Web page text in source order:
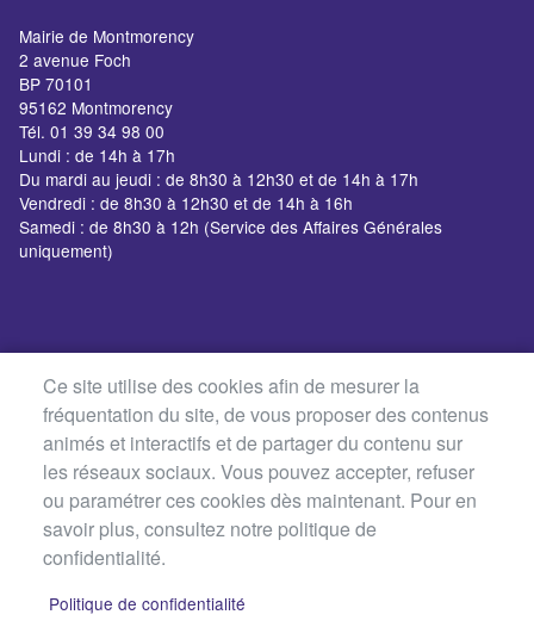
Mairie de Montmorency
2 avenue Foch
BP 70101
95162 Montmorency
Tél. 01 39 34 98 00
Lundi : de 14h à 17h
Du mardi au jeudi : de 8h30 à 12h30 et de 14h à 17h
Vendredi : de 8h30 à 12h30 et de 14h à 16h
Samedi : de 8h30 à 12h (Service des Affaires Générales
uniquement)
Ce site utilise des cookies afin de mesurer la
fréquentation du site, de vous proposer des contenus
animés et interactifs et de partager du contenu sur
les réseaux sociaux. Vous pouvez accepter, refuser
ou paramétrer ces cookies dès maintenant. Pour en
savoir plus, consultez notre politique de
confidentialité.
Politique de confidentialité